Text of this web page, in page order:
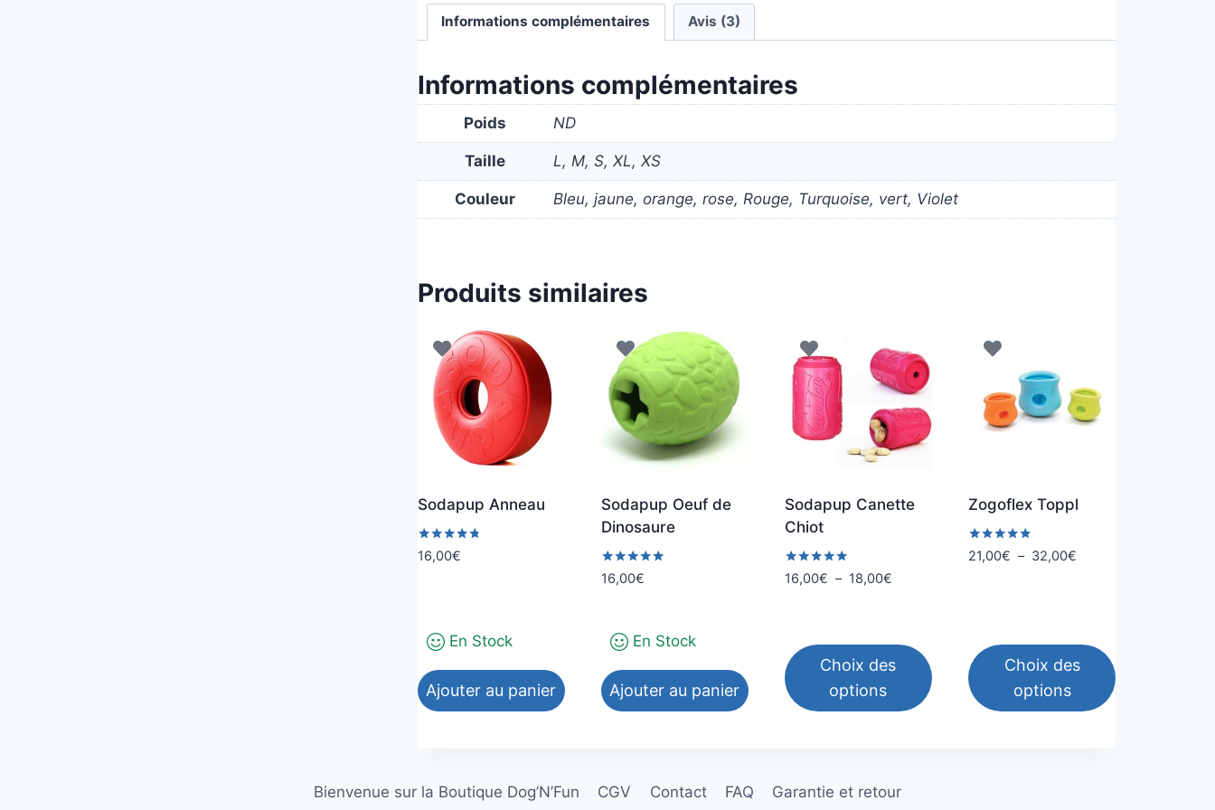
Informations complémentaires Avis (3)
Informations complémentaires
Poids ND
Taille L, M, S, XL, XS
Couleur Bleu, jaune, orange, rose, Rouge, Turquoise, vert, Violet
Produits similaires
Sodapup Anneau
Note
4.67
16,00€
En Stock
Ajouter au panier
Sodapup Oeuf de
Dinosaure
Note
5.00
16,00€
En Stock
Ajouter au panier
Sodapup Canette
Chiot
Note
5.00
16,00€ – 18,00€Plage
à
18,00€
Choix des
options
plusieurs
Zogoflex Toppl
Note
5.00
21,00€ – 32,00€
32,00€
Choix des
options
Bienvenue sur la Boutique Dog’N’Fun CGV Contact FAQ Garantie et retour